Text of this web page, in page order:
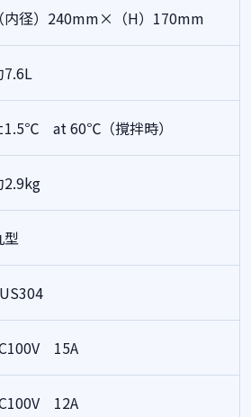
（内径）240mm×（H）170mm
7.6L
at 60℃（撹拌時）
2.9kg
型
15A
12A